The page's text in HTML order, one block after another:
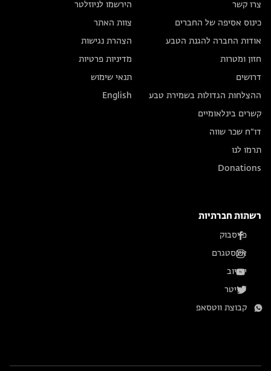
צרו קשר
כינוס אסיפה של החברים
אודות החברה להגנת הטבע
חזון ומטרות
דרושים
ההצלחות הגדולות בשמירת טבע
קשרים בינלאומיים
דו״ח שכר שווה
תרמו לנו
Donations
הירשמו לניוזלטר
צוות האתר
הצהרת נגישות
מדיניות פרטיות
תנאי שימוש
English
רשתות חברתיות
פייסבוק
אינסטגרם
יוטיוב
טוויטר
קבוצת ווטסאפ